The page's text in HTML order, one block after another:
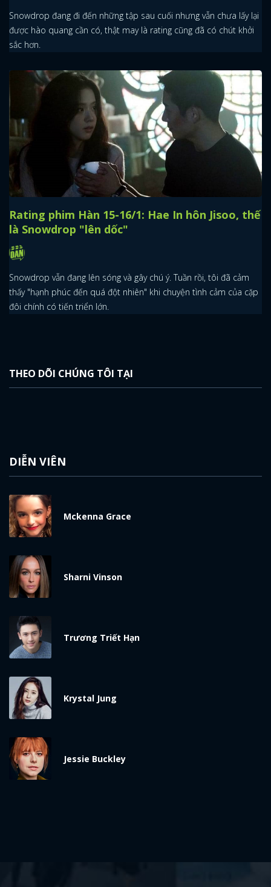
x
ĐĂNG NHẬP
FACEBOOK GOOGLE
Snowdrop đang đi đến những tập sau cuối nhưng vẫn chưa lấy lại
được hào quang cần có, thật may là rating cũng đã có chút khởi
sắc hơn.
Rating phim Hàn 15-16/1: Hae In hôn Jisoo, thế
là Snowdrop "lên dốc"
Snowdrop vẫn đang lên sóng và gây chú ý. Tuần rồi, tôi đã cảm
thấy "hạnh phúc đến quá đột nhiên" khi chuyện tình cảm của cặp
đôi chính có tiến triển lớn.
THEO DÕI CHÚNG TÔI TẠI
DIỄN VIÊN
Mckenna Grace
Sharni Vinson
Trương Triết Hạn
Krystal Jung
Jessie Buckley